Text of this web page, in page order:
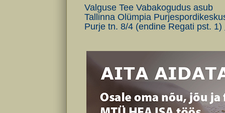
Valguse Tee Vabakogudus asub
Tallinna Olümpia
Purje tn. 8/4 (endine Regati pst. 1)